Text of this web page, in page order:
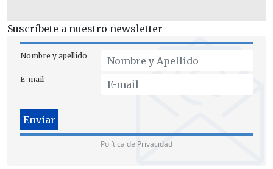
Suscríbete a nuestro newsletter
Nombre y apellido
E-mail
Política de Privacidad